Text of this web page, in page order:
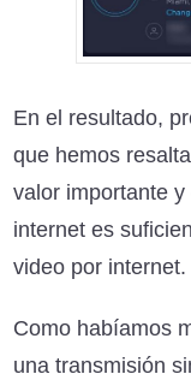
En el resultado,
que hemos
valor importante
internet es
video por internet.
Como habíamos
una transmisión